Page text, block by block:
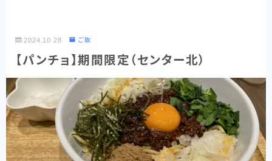
2024.10.28 ご飯
【パンチョ】期間限定（センター北）